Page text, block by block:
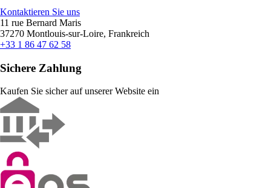
Kontaktieren Sie uns
11 rue Bernard Maris
37270 Montlouis-sur-Loire, Frankreich
+33 1 86 47 62 58
Sichere Zahlung
Kaufen Sie sicher auf unserer Website ein